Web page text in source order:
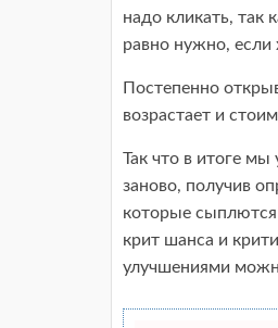
надо кликать, так
равно нужно, если
Постепенно
возрастает и
Так что в итоге мы
заново, получив
которые
крит шанса и
улучшениями